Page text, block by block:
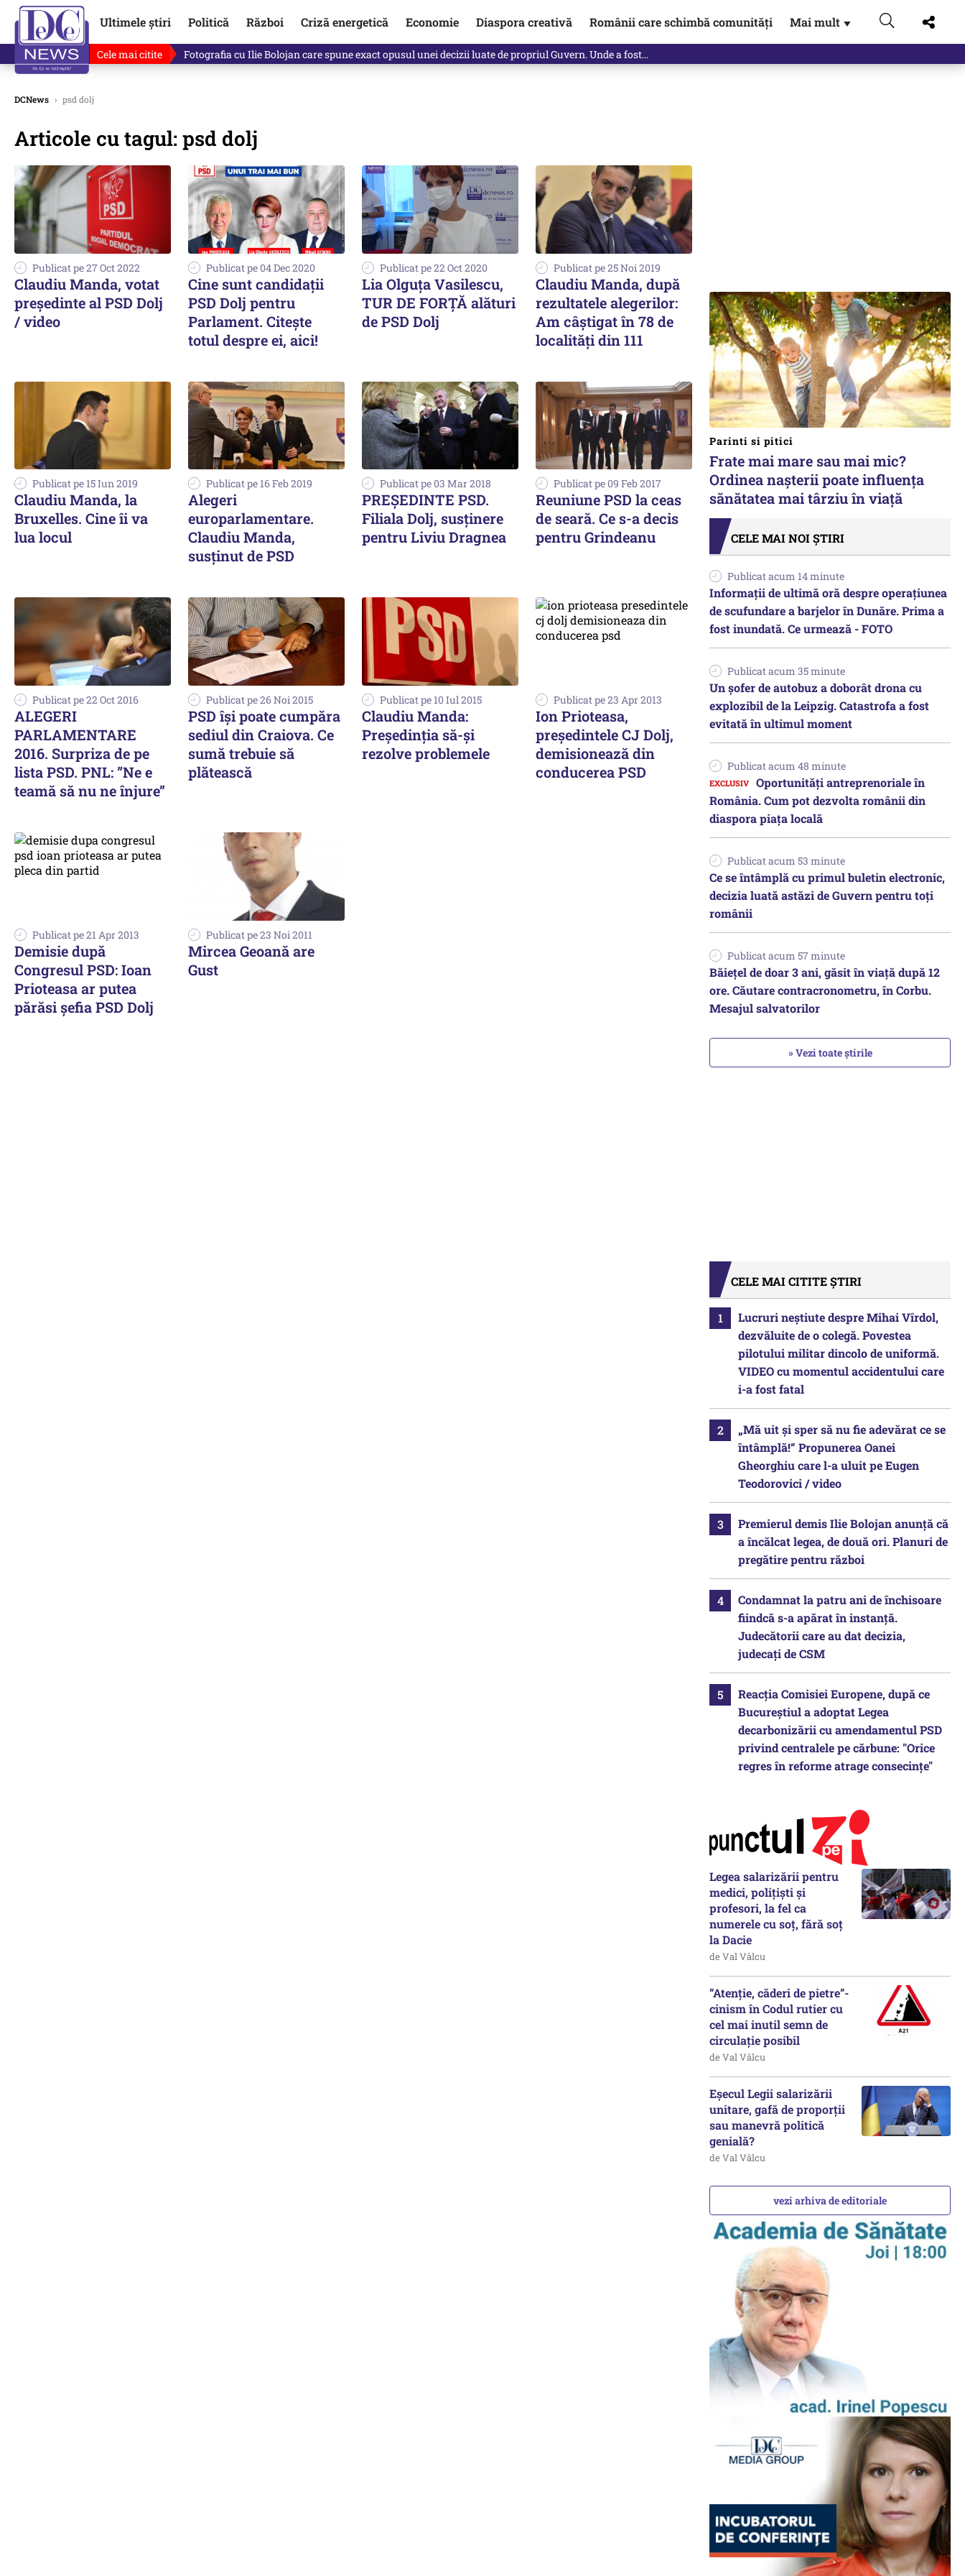
Ultimele știri Politică Război Criză energetică Economie Diaspora creativă Românii care schimbă comunități Mai mult ▼
Cele mai citite Lucruri neștiute despre Mihai Vîrdol, dezvăluite de o colegă. Povestea pilotului militar dincolo de…
DCNews › psd dolj
Articole cu tagul: psd dolj
Publicat pe 27 Oct 2022
Claudiu Manda, votat
președinte al PSD Dolj
/ video
Publicat pe 04 Dec 2020
Cine sunt candidații
PSD Dolj pentru
Parlament. Citește
totul despre ei, aici!
Publicat pe 22 Oct 2020
Lia Olguța Vasilescu,
TUR DE FORȚĂ alături
de PSD Dolj
Publicat pe 25 Noi 2019
Claudiu Manda, după
rezultatele alegerilor:
Am câştigat în 78 de
localităţi din 111
Publicat pe 15 Iun 2019
Claudiu Manda, la
Bruxelles. Cine îi va
lua locul
Publicat pe 16 Feb 2019
Alegeri
europarlamentare.
Claudiu Manda,
susținut de PSD
Publicat pe 03 Mar 2018
PREȘEDINTE PSD.
Filiala Dolj, susținere
pentru Liviu Dragnea
Publicat pe 09 Feb 2017
Reuniune PSD la ceas
de seară. Ce s-a decis
pentru Grindeanu
Publicat pe 22 Oct 2016
ALEGERI
PARLAMENTARE
2016. Surpriza de pe
lista PSD. PNL: ”Ne e
teamă să nu ne înjure”
Publicat pe 26 Noi 2015
PSD își poate cumpăra
sediul din Craiova. Ce
sumă trebuie să
plătească
Publicat pe 10 Iul 2015
Claudiu Manda:
Președinția să-și
rezolve problemele
Publicat pe 23 Apr 2013
Ion Prioteasa,
președintele CJ Dolj,
demisionează din
conducerea PSD
Publicat pe 21 Apr 2013
Demisie după
Congresul PSD: Ioan
Prioteasa ar putea
părăsi șefia PSD Dolj
Publicat pe 23 Noi 2011
Mircea Geoană are
Gust
Parinti si pitici
Frate mai mare sau mai mic?
Ordinea nașterii poate influența
sănătatea mai târziu în viață
CELE MAI NOI ȘTIRI
Publicat acum 14 minute
Informații de ultimă oră despre operațiunea
de scufundare a barjelor în Dunăre. Prima a
fost inundată. Ce urmează - FOTO
Publicat acum 35 minute
Un șofer de autobuz a doborât drona cu
explozibil de la Leipzig. Catastrofa a fost
evitată în ultimul moment
Publicat acum 48 minute
Oportunități antreprenoriale în
România. Cum pot dezvolta românii din
diaspora piața locală
Publicat acum 53 minute
Ce se întâmplă cu primul buletin electronic,
decizia luată astăzi de Guvern pentru toți
românii
Publicat acum 57 minute
Băiețel de doar 3 ani, găsit în viață după 12
ore. Căutare contracronometru, în Corbu.
Mesajul salvatorilor
» Vezi toate știrile
CELE MAI CITITE ȘTIRI
Lucruri neștiute despre Mihai Vîrdol,
dezvăluite de o colegă. Povestea
pilotului militar dincolo de uniformă.
VIDEO cu momentul accidentului care
i-a fost fatal
„Mă uit și sper să nu fie adevărat ce se
întâmplă!“ Propunerea Oanei
Gheorghiu care l-a uluit pe Eugen
Teodorovici / video
Premierul demis Ilie Bolojan anunță că
a încălcat legea, de două ori. Planuri de
pregătire pentru război
Condamnat la patru ani de închisoare
fiindcă s-a apărat în instanță.
Judecătorii care au dat decizia,
judecați de CSM
Reacția Comisiei Europene, după ce
Bucureștiul a adoptat Legea
decarbonizării cu amendamentul PSD
privind centralele pe cărbune: "Orice
regres în reforme atrage consecințe"
Legea salarizării pentru
medici, polițiști și
profesori, la fel ca
numerele cu soț, fără soț
la Dacie
de Val Vâlcu
”Atenție, căderi de pietre”-
cinism în Codul rutier cu
cel mai inutil semn de
circulație posibil
de Val Vâlcu
Eșecul Legii salarizării
unitare, gafă de proporții
sau manevră politică
genială?
de Val Vâlcu
vezi arhiva de editoriale